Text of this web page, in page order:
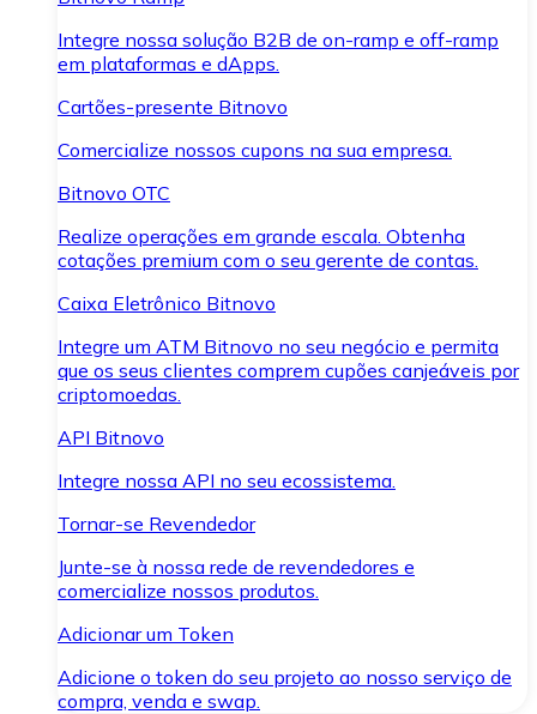
Integre nossa solução B2B de on-ramp e off-ramp
em plataformas e dApps.
Cartões-presente Bitnovo
Comercialize nossos cupons na sua empresa.
Bitnovo OTC
Realize operações em grande escala. Obtenha
cotações premium com o seu gerente de contas.
Caixa Eletrônico Bitnovo
Integre um ATM Bitnovo no seu negócio e permita
que os seus clientes comprem cupões canjeáveis por
criptomoedas.
API Bitnovo
Integre nossa API no seu ecossistema.
Tornar-se Revendedor
Junte-se à nossa rede de revendedores e
comercialize nossos produtos.
Adicionar um Token
Adicione o token do seu projeto ao nosso serviço de
compra, venda e swap.